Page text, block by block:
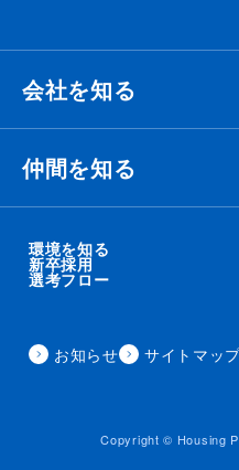
会社を知る
経営理念・ビジョン・ミッシ
職種紹介
事業内容
仲間を知る
衛藤 侑也
住田 秀昭
環境を知る
新卒採用
選考フロー
お知らせ サイトマッ
Copyright © Housing